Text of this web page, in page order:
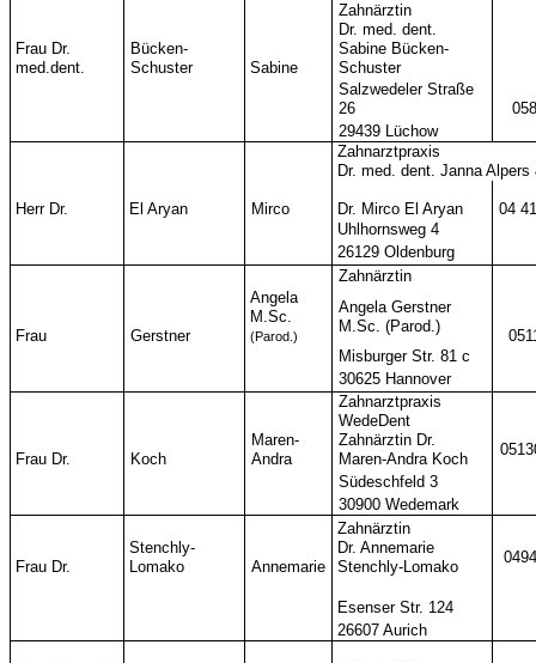
Zahnärztin
Frau Dr.
med.dent.
Bücken-
Schuster
Sabine
Dr. med. dent.
Sabine Bücken-
Schuster
Salzwedeler Straße
26
29439 Lüchow
Zahnarztpraxis
Dr. med. dent. Janna Alpers
Herr Dr. El Aryan Mirco Dr. Mirco El Aryan
04
Uhlhornsweg 4
26129 Oldenburg
Zahnärztin
Frau Gerstner
Angela
M.Sc.
(Parod.)
Angela Gerstner
M.Sc. (Parod.)
Misburger Str. 81 c
30625 Hannover
Zahnarztpraxis
WedeDent
Frau Dr. Koch
Maren-
Andra
Zahnärztin Dr.
Maren-Andra Koch
Südeschfeld 3
30900 Wedemark
Zahnärztin
Frau Dr.
Stenchly-
Lomako
Annemarie
Dr. Annemarie
Stenchly-Lomako
Esenser Str. 124
26607 Aurich